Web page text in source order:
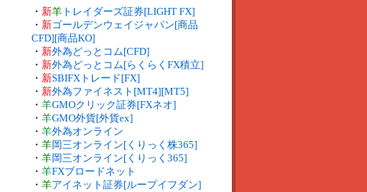
・ 新羊 トレイダーズ証券[LIGHT FX]
・ 新ゴールデンウェイジャパン[商品
CFD][商品KO]
・ 新外為どっとコム[CFD]
・ 新外為どっとコム[らくらくFX積立]
・ 新SBIFXトレード[FX]
・ 新外為ファイネスト[MT4][MT5]
・ 羊GMOクリック証券[FXネオ]
・ 羊GMO外貨[外貨ex]
・ 羊外為オンライン
・ 羊岡三オンライン[くりっく株365]
・ 羊岡三オンライン[くりっく365]
・ 羊FXブロードネット
・ 羊アイネット証券[ループイフダン]